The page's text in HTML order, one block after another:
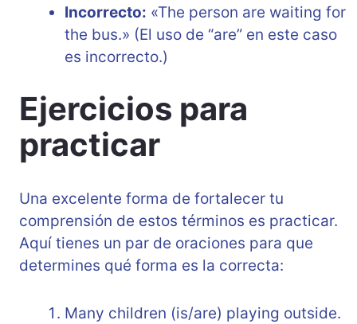
Incorrecto: «The person are waiting for
the bus.» (El uso de “are” en este caso
es incorrecto.)
Ejercicios para
practicar
Una excelente forma de fortalecer tu
comprensión de estos términos es practicar.
Aquí tienes un par de oraciones para que
determines qué forma es la correcta:
Many children (is/are) playing outside.